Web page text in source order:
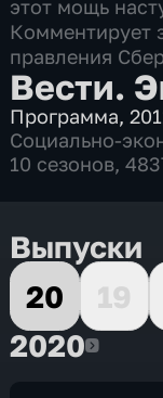
этот мощь
Комментирует
правления
Вести.
Программа,
Социально-
10 сезонов,
Выпуски
20
19
20202020